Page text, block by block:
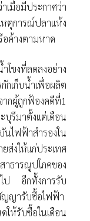
เมื่อมีประกาศว่า
หตุการณ์ปลาแห้ง
อค้างตามหาด
ขงที่ลดลงอย่าง
เก็บน้ำเพื่อผลิต
ผู้ถูกฟ้องคดีที่1
บุรีมาตั้งแต่เดือน
ไฟฟ้าสำรองใน
งให้แก่ประเทศ
ธารณูปโภคของ
ไป อีกทั้งการรับ
ญารับซื้อไฟฟ้า
ห้รับซื้อในเดือน